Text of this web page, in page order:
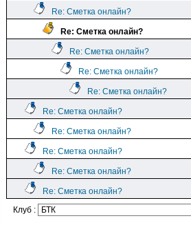
Re: Сметка онлайн?
Re: Сметка онлайн?
Re: Сметка онлайн?
Re: Сметка онлайн?
Re: Сметка онлайн?
Re: Сметка онлайн?
Re: Сметка онлайн?
Re: Сметка онлайн?
Re: Сметка онлайн?
Re: Сметка онлайн?
Клуб :